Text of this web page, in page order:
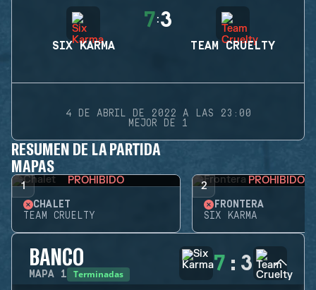
SIX KARMA
7:3
TEAM CRUELTY
4 DE ABRIL DE 2022 A LAS 23:00
MEJOR DE 1
RESUMEN DE LA PARTIDA
MAPAS
1 PROHIBIDO
CHALET
TEAM CRUELTY
2 PROHIBIDO
FRONTERA
SIX KARMA
BANCO
MAPA 1 Terminadas 7 : 3